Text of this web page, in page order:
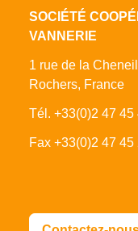
SOCIÉTÉ
VANNERIE
1 rue de la
Rochers, France
Tél. +33(0)2 47 45
Fax +33(0)2 47 45